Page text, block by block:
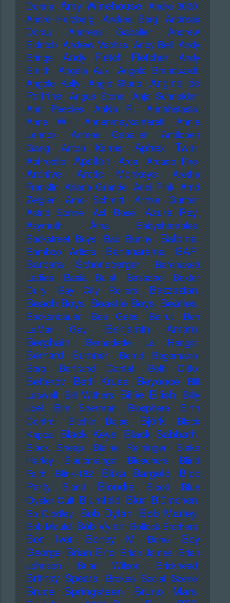
Donna Amy Winehouse Andre 3000
Andre Herzberg
Andrea Berg
Andreas
Dorau
Andreas Gabalier
Andrew
Eldritch Andrew Vachss Andy Bell Andy
Brings
Andy Fletch Fletcher
Andy
Smith
Angela Aux
Angelo Branduardi
Angelo Kelly
Angie Stone
Angine de
Poitrine Angus Stone Anja Schneider
Ann Peebles
AnNa R.
Annahstasia
Anne Will
Annenmaykantereit
Annie
Lennox
Anreas Gabalier
Antilopen
Gang
Anton Karras Aphex Twin
Aphrodite Apsilon Arca Arcade Fire
Archive Arctic Monkeys
Aretha
Franklin Ariana Grande Ariel Pink Arnd
Zeigler
Arno Schmitt
Arthur Gunter
Astrid Sonne
Axl Rose Azure Ray
Azymuth Ätna
Babyshambles
Backstreet Boys
Bad Bunny Balbina
Bamboo Artists Bananarama
BAP
Barbara Schöneberger
Barenaked
Ladies
Basia Bulat Bassdee
Baxter
Dury
Bay City Rollers Bazzazian
Beach Boys Beastie Boys Beatles
Beckenbauer Bee Gees Beirut
Ben
LaMar Gay
Benjamin Amaru
Berghain Bernadette La Hengst
Bernard Sumner
Bernd Begemann
Berq
Bertrand Cantat Beth Ditto
Betterov Betti Kruse Beyonce
Bill
Laswell
Bill Withers Billie Eilish
Billy
Joel
Bim Sherman Biosphere
Birth
Control
Bitchin Bajas Björk
Black
Kappa Black Keys Black Sabbath
Black Sheep Blaine Reininger
Blake
Harley
Blancmange Bleachers
Blind
Faith
Blink-182 Blixa Bargeld
Bloc
Party
Blond Blondie Blood
Blue
Oyster Cult Blumfeld Blur Blümchen
Bo Diddley Bob Dylan Bob Marley
Bob Mould Bob Vylan Bollock Brothers
Bon Iver Boney M Bono
Boy
George Brian Eno Brian James Brian
Johnson
Brian Wilson Brickhead
Britney Spears Broken Social Scene
Bruce Springsteen Bruno Mars